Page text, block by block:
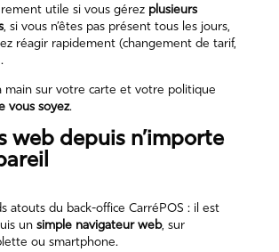
utile si vous gérez plusieurs
, si vous n’êtes pas présent tous les jours,
réagir rapidement (changement de tarif,
main sur votre carte et votre politique
vous soyez.
web depuis n’importe
atouts du back-office CarréPOS : il est
un simple navigateur web, sur
ou smartphone.